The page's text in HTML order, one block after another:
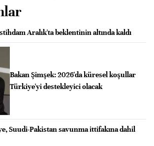
Aralık'ta beklentinin altında kaldı
Bakan Şimşek: 2026'da küresel koşullar
Türkiye'yi destekleyici olacak
Suudi-Pakistan savunma ittifakına dahil